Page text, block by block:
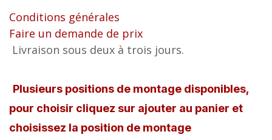
Conditions générales
Faire un demande de prix
Livraison sous deux à trois jours.
Plusieurs positions de montage disponibles,
pour choisir cliquez sur ajouter au panier et
choisissez la position de montage